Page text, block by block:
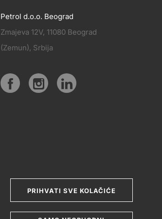
PRIHVATI SVE KOLAČIĆE
PRATITE
NAS
Petrol d.o.o. Beograd
Zmajeva 12V, 11080 Beograd
(Zemun), Srbija